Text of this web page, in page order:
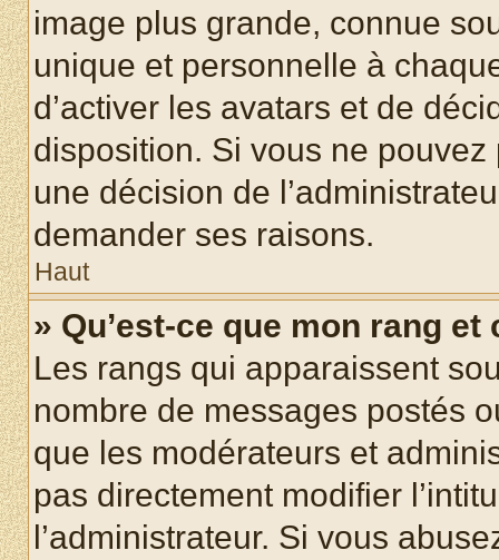
image plus grande, connue
unique et personnelle à
d’activer les avatars et de
disposition. Si vous ne pouvez
une décision de
demander ses raisons.
Haut
» Qu’est-ce que mon rang
Les rangs qui apparaissent
nombre de messages postés
que les modérateurs et
pas directement modifier
l’administrateur. Si vous